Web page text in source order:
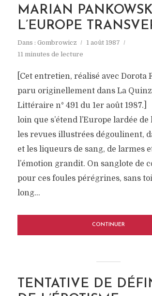
MARIAN
L’EUROPE
Dans : Gombrowicz
1 août 1987
11 minutes de lecture
[Cet entretien, réalisé avec Dorota
paru originellement dans La
Littéraire n° 491 du 1er août 1987.]
loin que s’étend l’Europe lardée
les revues illustrées dégoulinent,
et les liqueurs de sang, de larmes
l’émotion grandit. On sanglote de
pour ces foules pérégrines, sans
long...
CONTINUER
TENTATIVE DE